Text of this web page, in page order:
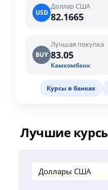
USD
Доллар США
82.1665
BUY
Лучшая покупка
83.05
Камкомбанк
Курсы в банках
Лучшие
Доллары США